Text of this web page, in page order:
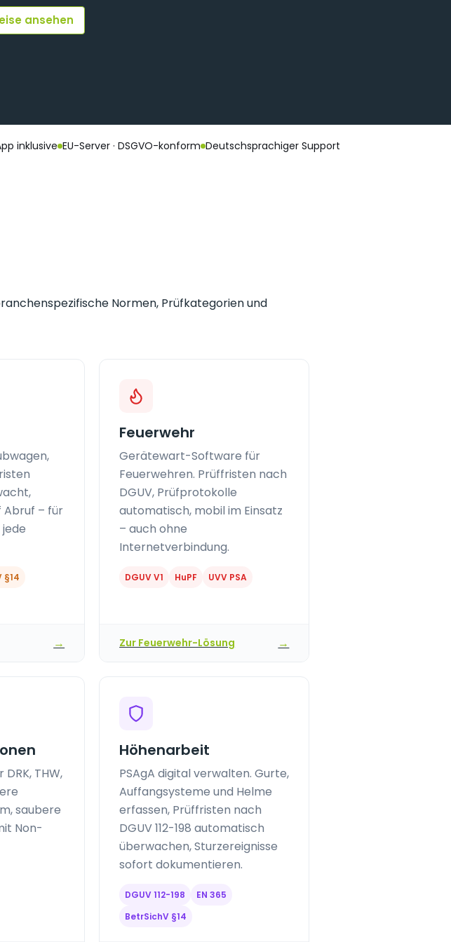
ansehen
inklusive EU-Server · DSGVO-konform Deutschsprachiger Support
Normen, Prüfkategorien und
Abruf – für
§14
→
Feuerwehr
Gerätewart-Software für
Feuerwehren. Prüffristen nach
DGUV, Prüfprotokolle
automatisch, mobil im Einsatz
– auch ohne
Internetverbindung.
DGUV V1 HuPF UVV PSA
Zur Feuerwehr-Lösung →
THW,
saubere
Non-
Höhenarbeit
PSAgA digital verwalten. Gurte,
Auffangsysteme und Helme
erfassen, Prüffristen nach
DGUV 112-198 automatisch
überwachen, Sturzereignisse
sofort dokumentieren.
DGUV 112-198
EN 365
BetrSichV §14